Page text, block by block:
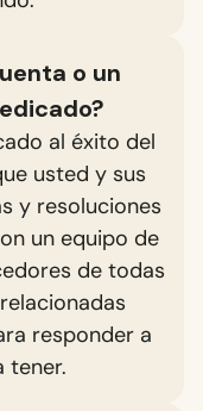
o un
al éxito del
usted y sus
y resoluciones
un equipo de
de todas
responder a
tener.